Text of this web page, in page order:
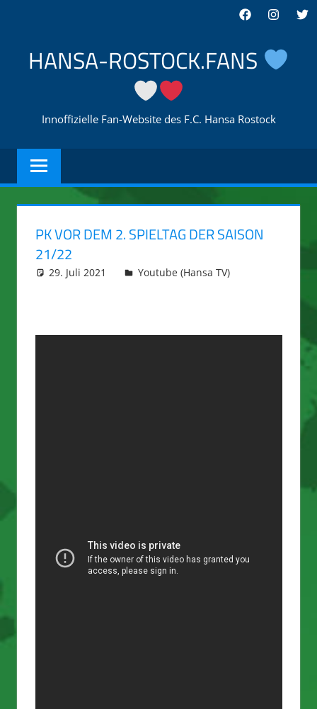
springen
Facebook
HANSA-ROSTOCK.FANS
Innoffizielle Fan-Website des F.C. Hansa Rostock
PK VOR DEM 2. SPIELTAG DER SAISON
21/22
29. Juli 2021 integromat
Youtube (Hansa TV)